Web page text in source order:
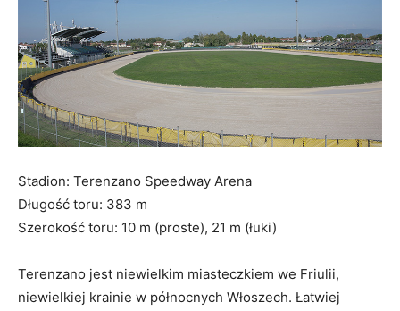
Stadion: Terenzano Speedway Arena
Długość toru: 383 m
Szerokość toru: 10 m (proste), 21 m (łuki)
Terenzano jest niewielkim miasteczkiem we Friulii,
niewielkiej krainie w północnych Włoszech. Łatwiej